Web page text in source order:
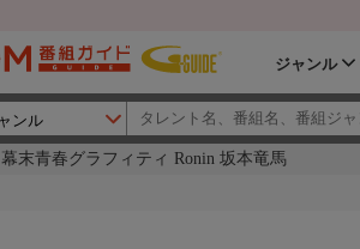
ジャンル
幕末青春グラフィティ Ronin 坂本竜馬